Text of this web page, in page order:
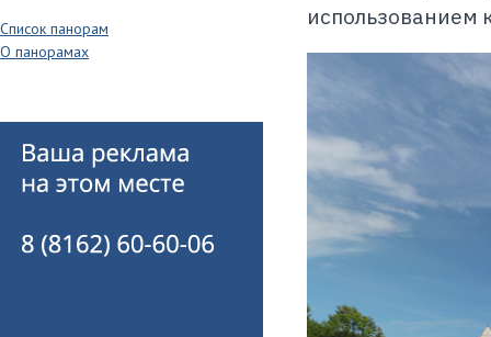
Список панорам
О панорамах
использованием